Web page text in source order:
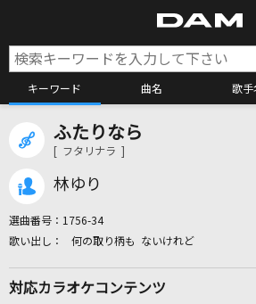
キーワード 曲名 歌手
ふたりなら
[ フタリナラ ]
林ゆり
選曲番号： 1756-34
何の取り柄も ないけれど
対応カラオケコンテンツ